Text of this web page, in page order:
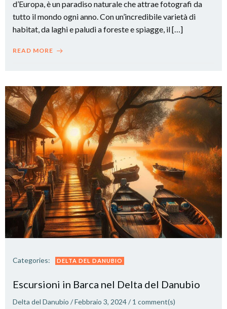
d’Europa, è un paradiso naturale che attrae fotografi da
tutto il mondo ogni anno. Con un’incredibile varietà di
habitat, da laghi e paludi a foreste e spiagge, il […]
READ MORE
Categories: DELTA DEL DANUBIO
Escursioni in Barca nel Delta del Danubio
Delta del Danubio /Febbraio 3, 2024/ 1 comment(s)